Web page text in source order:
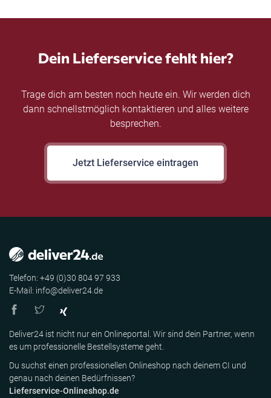
Dein Lieferservice fehlt hier?
Trage dich am besten noch heute ein. Wir werden dich
dann schnellstmöglich kontaktieren und alles weitere
besprechen.
Jetzt Lieferservice eintragen
Telefon: +49 (0)30 804 97 933
E-Mail: info@deliver24.de
Deliver24 ist nicht nur ein Onlineportal. Wir sind dein Partner, wenn
es um professionelle Bestellsysteme geht.
Du suchst einen professionellen Onlineshop nach deinem CI und
genau nach deinen Bedürfnissen?
Lieferservice-Onlineshop.de